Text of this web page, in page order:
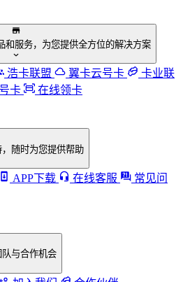
和服务，为您提供全方位的解决方案
浩卡联盟 翼卡云号卡
卡业联
卡 在线领卡
随时为您提供帮助
APP下载 在线客服
常见问
队与合作机会